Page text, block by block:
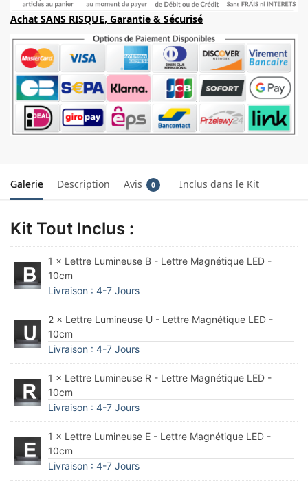
Achat SANS RISQUE, Garantie & Sécurisé
Galerie Description Avis 0 Inclus dans le Kit
Kit Tout Inclus :
1 × Lettre Lumineuse B - Lettre Magnétique LED -
10cm
Livraison : 4-7 Jours
2 × Lettre Lumineuse U - Lettre Magnétique LED -
10cm
Livraison : 4-7 Jours
1 × Lettre Lumineuse R - Lettre Magnétique LED -
10cm
Livraison : 4-7 Jours
1 × Lettre Lumineuse E - Lettre Magnétique LED -
10cm
Livraison : 4-7 Jours